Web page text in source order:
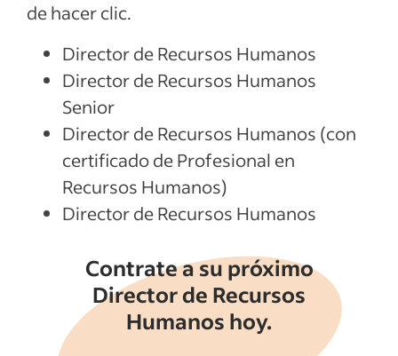
de hacer clic.
Director de Recursos Humanos
Director de Recursos Humanos
Senior
Director de Recursos Humanos (con
certificado de Profesional en
Recursos Humanos)
Director de Recursos Humanos
Contrate a su próximo
Director de Recursos
Humanos hoy.